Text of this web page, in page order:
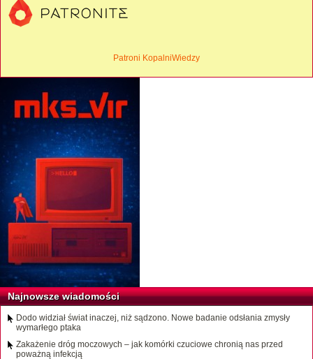
Patroni KopalniWiedzy
Najnowsze wiadomości
Dodo widział świat inaczej, niż sądzono. Nowe badanie odsłania zmysły
wymarłego ptaka
Zakażenie dróg moczowych – jak komórki czuciowe chronią nas przed
poważną infekcją